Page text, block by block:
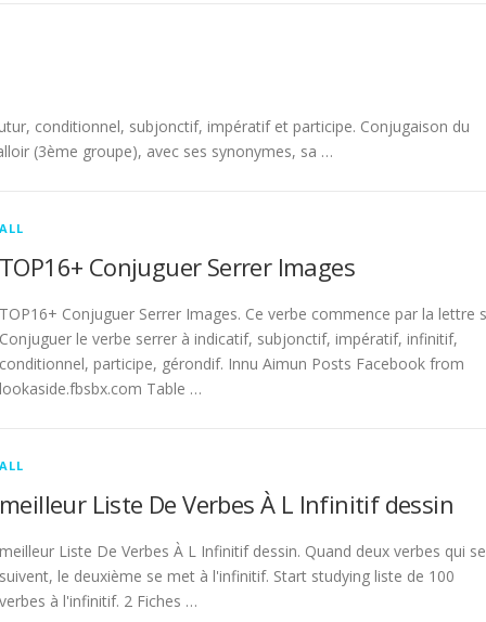
conditionnel, subjonctif, impératif et participe. Conjugaison du
(3ème groupe), avec ses synonymes, sa …
ALL
TOP16+ Conjuguer Serrer Images
TOP16+ Conjuguer Serrer Images. Ce verbe commence par la lettre
Conjuguer le verbe serrer à indicatif, subjonctif, impératif, infinitif,
conditionnel, participe, gérondif. Innu Aimun Posts Facebook from
lookaside.fbsbx.com Table …
ALL
meilleur Liste De Verbes À L Infinitif dessin
meilleur Liste De Verbes À L Infinitif dessin. Quand deux verbes qui se
suivent, le deuxième se met à l'infinitif. Start studying liste de 100
verbes à l'infinitif. 2 Fiches …